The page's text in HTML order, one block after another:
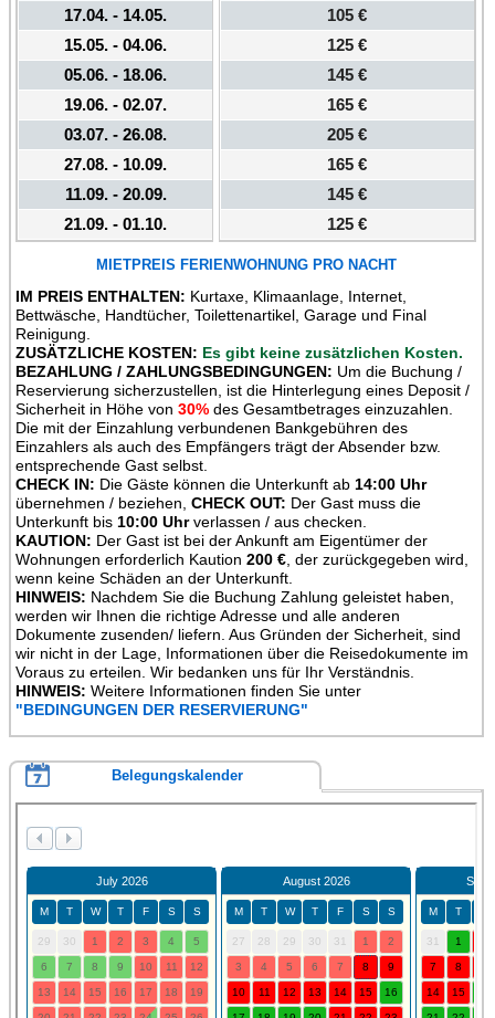
MIETPREIS FERIENWOHNUNG PRO NACHT
IM PREIS ENTHALTEN: Kurtaxe, Klimaanlage, Internet,
Bettwäsche, Handtücher, Toilettenartikel, Garage und Final
Reinigung.
ZUSÄTZLICHE KOSTEN: Es gibt keine zusätzlichen Kosten.
BEZAHLUNG / ZAHLUNGSBEDINGUNGEN: Um die Buchung /
Reservierung sicherzustellen, ist die Hinterlegung eines Deposit /
Sicherheit in Höhe von30%des Gesamtbetrages einzuzahlen.
Die mit der Einzahlung verbundenen Bankgebühren des
Einzahlers als auch des Empfängers trägt der Absender bzw.
entsprechende Gast selbst.
CHECK IN: Die Gäste können die Unterkunft ab 14:00 Uhr
übernehmen / beziehen,CHECK OUT: Der Gast muss die
Unterkunft bis 10:00 Uhrverlassen / aus checken.
KAUTION: Der Gast ist bei der Ankunft am Eigentümer der
Wohnungen erforderlich Kaution200 € , der zurückgegeben wird,
wenn keine Schäden an der Unterkunft.
HINWEIS: Nachdem Sie die Buchung Zahlung geleistet haben,
werden wir Ihnen die richtige Adresse und alle anderen
Dokumente zusenden/ liefern. Aus Gründen der Sicherheit, sind
wir nicht in der Lage, Informationen über die Reisedokumente im
Voraus zu erteilen. Wir bedanken uns für Ihr Verständnis.
HINWEIS: Weitere Informationen finden Sie unter
"BEDINGUNGEN DER RESERVIERUNG"
Belegungskalender